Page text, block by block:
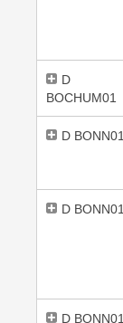
D
BOCHUM01
D BONN01
D BONN01
D BONN01